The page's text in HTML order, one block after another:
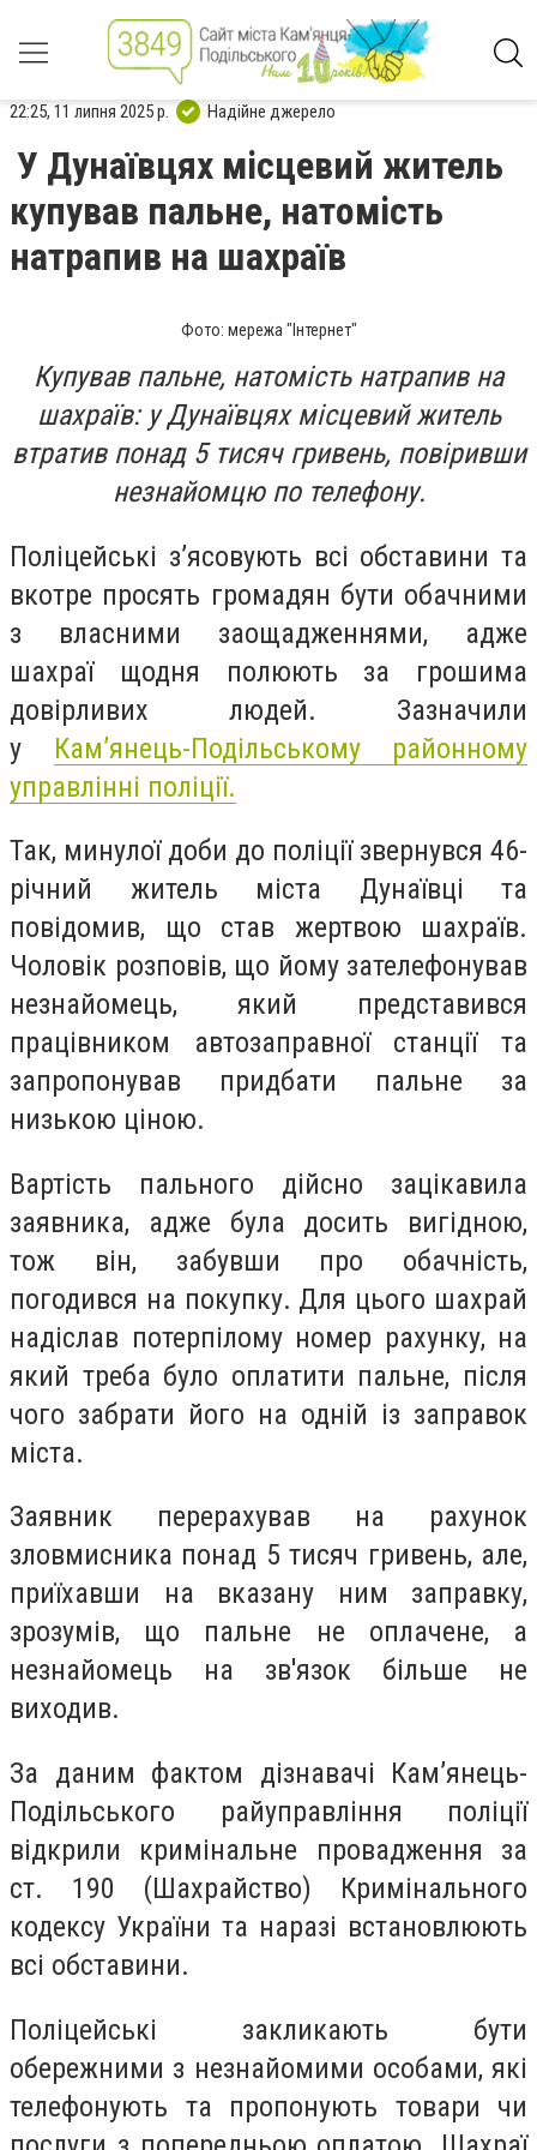
22:25, 11 липня 2025 р. Надійне джерело
У Дунаївцях місцевий житель
купував пальне, натомість
натрапив на шахраїв
Фото: мережа "Інтернет"
Купував пальне, натомість натрапив на
шахраїв: у Дунаївцях місцевий житель
втратив понад 5 тисяч гривень, повіривши
незнайомцю по телефону.
Поліцейські зʼясовують всі обставини та
вкотре просять громадян бути обачними
з власними заощадженнями, адже
шахраї щодня полюють за грошима
довірливих людей. Зазначили
у Кам’янець-Подільському районному
управлінні поліції.
Так, минулої доби до поліції звернувся 46-
річний житель міста Дунаївці та
повідомив, що став жертвою шахраїв.
Чоловік розповів, що йому зателефонував
незнайомець, який представився
працівником автозаправної станції та
запропонував придбати пальне за
низькою ціною.
Вартість пального дійсно зацікавила
заявника, адже була досить вигідною,
тож він, забувши про обачність,
погодився на покупку. Для цього шахрай
надіслав потерпілому номер рахунку, на
який треба було оплатити пальне, після
чого забрати його на одній із заправок
міста.
Заявник перерахував на рахунок
зловмисника понад 5 тисяч гривень, але,
приїхавши на вказану ним заправку,
зрозумів, що пальне не оплачене, а
незнайомець на зв'язок більше не
виходив.
За даним фактом дізнавачі Камʼянець-
Подільського райуправління поліції
відкрили кримінальне провадження за
ст. 190 (Шахрайство) Кримінального
кодексу України та наразі встановлюють
всі обставини.
Поліцейські закликають бути
обережними з незнайомими особами, які
телефонують та пропонують товари чи